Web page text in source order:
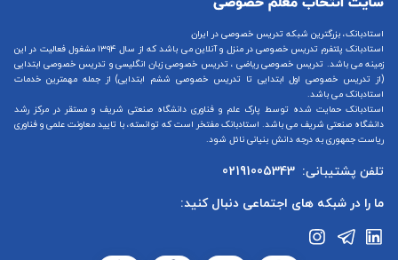
استادبانک، بزرگترین شبکه تدریس خصوصی در ایران
استادبانک پلتفرم تدریس خصوصی در منزل و آنلاین
می باشد که از سال ۱۳۹۴ مشغول فعالیت در این
زمینه می باشد. تدریس خصوصی ریاضی ، تدریس خصوصی زبان انگلیسیو تدریس خصوصی ابتدایی
(از تدریس خصوصی اول ابتدایی تا تدریس خصوصی ششم ابتدایی) از جمله مهمترین خدمات
استادبانک می باشد.
استادبانک حمایت شده توسط پارک علم و فناوری دانشگاه صنعتی شریف و مستقر در مرکز رشد
دانشگاه صنعتی شریف می باشد. استادبانک مفتخر است که توانسته، با تایید معاونت علمی و فناوری
ریاست جمهوری به درجه دانش بنیانی نائل شود.
تلفن پشتیبانی: 02191005343
ما را در شبکه های اجتماعی دنبال کنید: